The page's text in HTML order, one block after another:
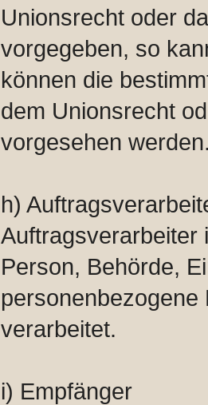
Unionsrecht oder
vorgegeben, so
können die
dem Unionsrecht
vorgesehen
h)
Auftragsverarbeiter
Person, Behörde,
personenbezogene
verarbeitet.
i) Empfänger